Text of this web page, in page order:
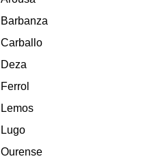
Barbanza
Carballo
Deza
Ferrol
Lemos
Lugo
Ourense